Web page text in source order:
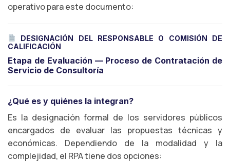
operativo para este documento:
DESIGNACIÓN DEL RESPONSABLE O COMISIÓN DE
CALIFICACIÓN
Etapa de Evaluación — Proceso de Contratación de
Servicio de Consultoría
¿Qué es y quiénes la integran?
Es la designación formal de los servidores públicos
encargados de evaluar las propuestas técnicas y
económicas. Dependiendo de la modalidad y la
complejidad, el RPA tiene dos opciones: